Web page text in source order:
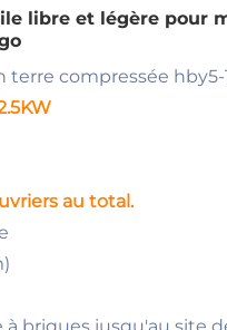
libre et légère pour
terre compressée hby5-
au total.